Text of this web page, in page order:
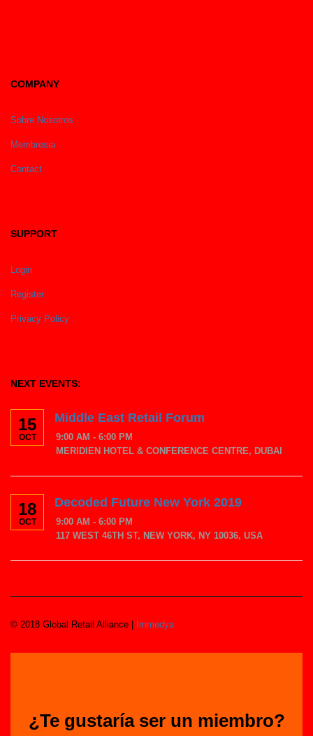
COMPANY
Sobre Nosotros
Membresia
Contact
SUPPORT
Login
Register
Privacy Policy
NEXT EVENTS:
15
OCT
Middle East Retail Forum
9:00 AM - 6:00 PM
MERIDIEN HOTEL & CONFERENCE CENTRE, DUBAI
18
OCT
Decoded Future New York 2019
9:00 AM - 6:00 PM
117 WEST 46TH ST, NEW YORK, NY 10036, USA
© 2018 Global Retail Alliance | Immedya
¿Te gustaría ser un miembro?